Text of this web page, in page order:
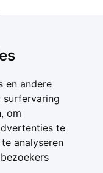
en andere
om
te
analyseren